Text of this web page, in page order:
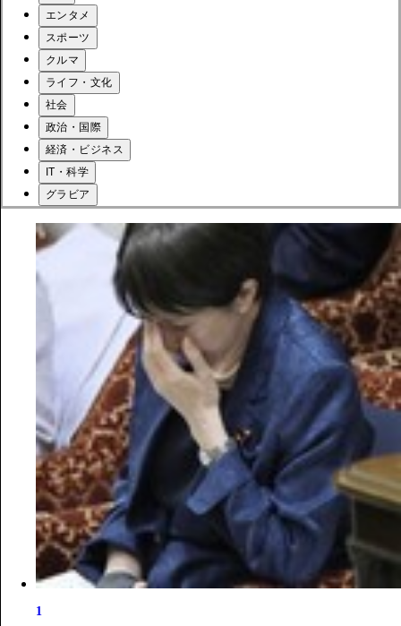
エンタメ
スポーツ
クルマ
ライフ・文化
社会
政治・国際
経済・ビジネス
IT・科学
グラビア
1